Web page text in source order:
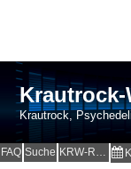
Krautrock,
FAQ Suche KRW-Radio